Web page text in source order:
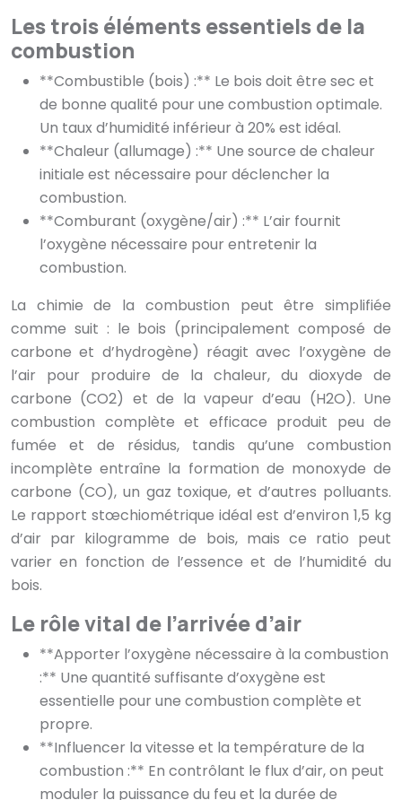
Les trois éléments essentiels de la
combustion
**Combustible (bois) :** Le bois doit être sec et
de bonne qualité pour une combustion optimale.
Un taux d’humidité inférieur à 20% est idéal.
**Chaleur (allumage) :** Une source de chaleur
initiale est nécessaire pour déclencher la
combustion.
**Comburant (oxygène/air) :** L’air fournit
l’oxygène nécessaire pour entretenir la
combustion.
La chimie de la combustion peut être simplifiée
comme suit : le bois (principalement composé de
carbone et d’hydrogène) réagit avec l’oxygène de
l’air pour produire de la chaleur, du dioxyde de
carbone (CO2) et de la vapeur d’eau (H2O). Une
combustion complète et efficace produit peu de
fumée et de résidus, tandis qu’une combustion
incomplète entraîne la formation de monoxyde de
carbone (CO), un gaz toxique, et d’autres polluants.
Le rapport stœchiométrique idéal est d’environ 1,5 kg
d’air par kilogramme de bois, mais ce ratio peut
varier en fonction de l’essence et de l’humidité du
bois.
Le rôle vital de l’arrivée d’air
**Apporter l’oxygène nécessaire à la combustion
:** Une quantité suffisante d’oxygène est
essentielle pour une combustion complète et
propre.
**Influencer la vitesse et la température de la
combustion :** En contrôlant le flux d’air, on peut
moduler la puissance du feu et la durée de